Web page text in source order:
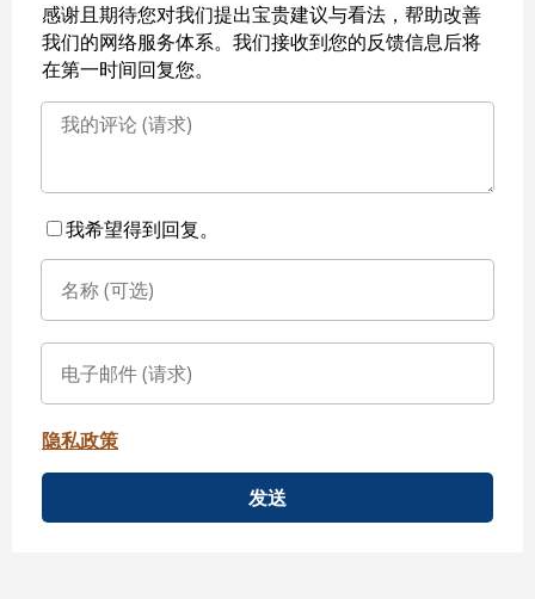
感谢且期待您对我们提出宝贵建议与看法，帮助改善
我们的网络服务体系。我们接收到您的反馈信息后将
在第一时间回复您。
我希望得到回复。
隐私政策
发送